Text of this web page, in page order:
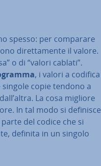
spesso: per comparare
di­ret­ta­men­te il valore.
o di “valori cablati”.
, i valori a codifica
copie tendono a
La cosa migliore
In tal modo si definisce
parte del codice che si
definita in un singolo